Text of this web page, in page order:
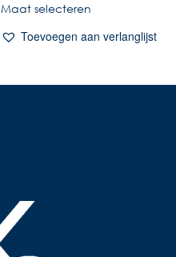
Maat selecteren
Toevoegen aan verlanglijst